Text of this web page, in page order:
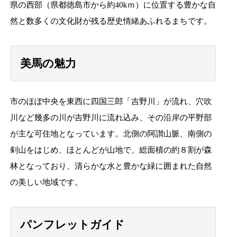
県の西部（県都徳島市から約40kｍ）に位置する豊かな自
然と数多くの文化財が残る歴史情緒あふれるまちです。
美馬の魅力
市のほぼ中央を東西に四国三郎「吉野川」が流れ、穴吹
川など幾多の川が吉野川に流れ込み、その沿岸の平野部
が主な可住地となっています。北側の阿讃山脈、南側の
剣山をはじめ、ほとんどが山地で、総面積の約８割が森
林となっており、清らかな水と豊かな緑に囲まれた自然
の美しい地域です。
パンフレットガイド